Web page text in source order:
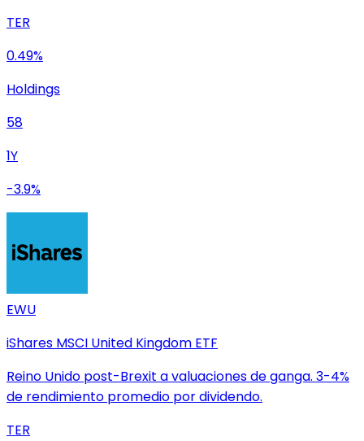
TER
0.49%
Holdings
58
1Y
-3.9%
EWU
iShares MSCI United Kingdom ETF
Reino Unido post-Brexit a valuaciones de ganga. 3-4%
de rendimiento promedio por dividendo.
TER